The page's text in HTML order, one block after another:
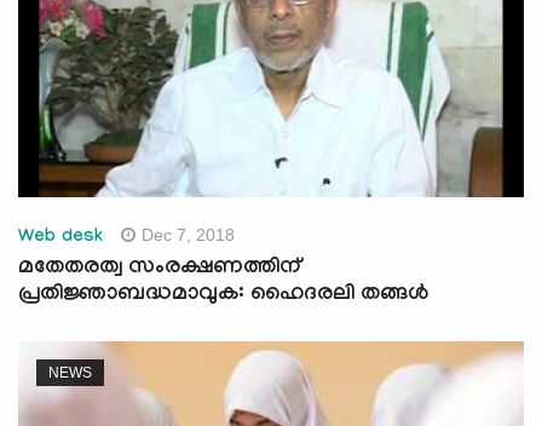
Web desk Dec 7, 2018
മതേതരത്വ സംരക്ഷണത്തിന്
പ്രതിജ്ഞാബദ്ധമാവുക: ഹൈദരലി തങ്ങള്‍
NEWS